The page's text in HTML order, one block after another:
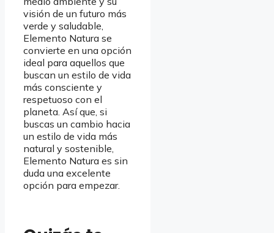
visión de un futuro más
verde y saludable,
Elemento Natura se
convierte en una opción
ideal para aquellos que
buscan un estilo de vida
más consciente y
respetuoso con el
planeta. Así que, si
buscas un cambio hacia
un estilo de vida más
natural y sostenible,
Elemento Natura es sin
duda una excelente
opción para empezar.